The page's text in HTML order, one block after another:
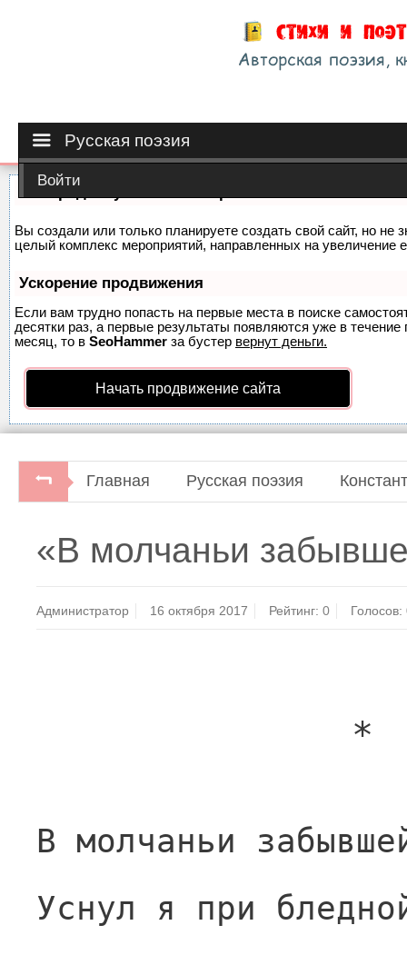
Русская поэзия
Войти
Вы создали или только планируете создать свой сайт, но не
целый комплекс мероприятий, направленных на увеличение
Ускорение продвижения
Если вам трудно попасть на первые места в поиске
десятки раз, а первые результаты появляются уже в
месяц, то в SeoHammer за бустер вернут деньги.
Начать продвижение сайта
Главная Русская поэзия
«В молчаньи
Администратор 16 октября 2017 Рейтинг:0 Голосов:
*
В молчаньи
Уснул я при